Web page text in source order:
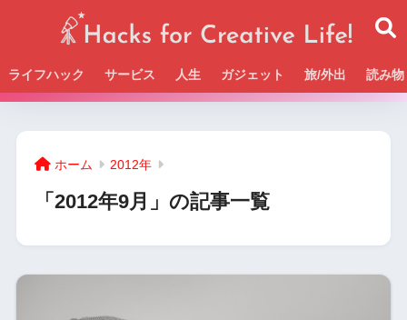
ライフハック サービス 人生 ガジェット 旅/外出 読み物
Beckの活動＆SNSまとめはこちら
ホーム 2012年
「2012年9月」の記事一覧